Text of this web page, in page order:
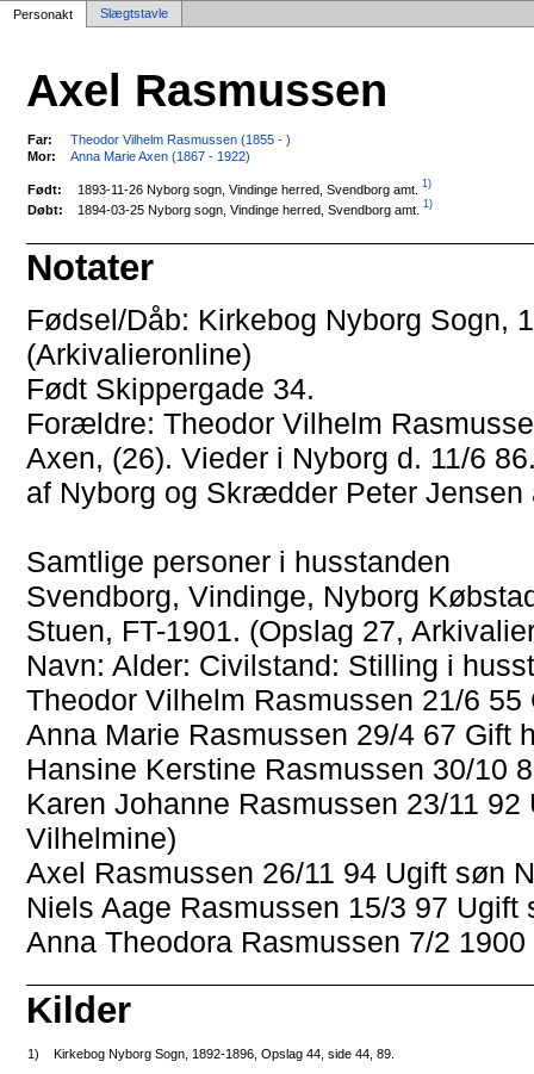
Personakt Slægtstavle
Axel Rasmussen
Far:
Theodor Vilhelm Rasmussen (1855 - )
Mor:
Anna Marie Axen (1867 - 1922)
Født: 1893-11-26 Nyborg sogn, Vindinge herred, Svendborg amt. 1)
Døbt: 1894-03-25 Nyborg sogn, Vindinge herred, Svendborg amt. 1)
Notater
Fødsel/Dåb: Kirkebog Nyborg Sogn,
(Arkivalieronline)
Født Skippergade 34.
Forældre: Theodor Vilhelm
Axen, (26). Vieder i Nyborg d. 11/6
af Nyborg og Skrædder Peter Jensen
Samtlige personer i husstanden
Svendborg, Vindinge, Nyborg
Stuen, FT-1901. (Opslag 27,
Navn: Alder: Civilstand: Stilling i
Theodor Vilhelm Rasmussen 21/6
Anna Marie Rasmussen 29/4 67 Gift
Hansine Kerstine Rasmussen 30/10
Karen Johanne Rasmussen 23/11
Vilhelmine)
Axel Rasmussen 26/11 94 Ugift søn
Niels Aage Rasmussen 15/3 97 Ugift
Anna Theodora Rasmussen 7/2
Kilder
1) Kirkebog Nyborg Sogn, 1892-1896, Opslag 44, side 44, 89.